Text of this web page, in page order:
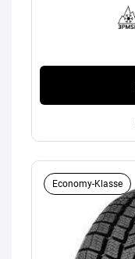
Economy-Klasse